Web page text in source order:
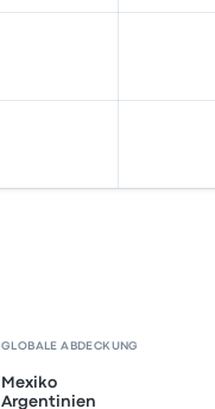
GLOBALE ABDECKUNG
Mexiko
Argentinien